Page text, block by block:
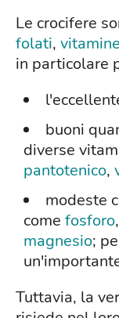
Le crocifere
folati, vitamine
in particolare
buoni
diverse
pantotenico,
modeste
come fosforo,
magnesio;
Tuttavia, la